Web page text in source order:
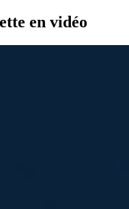
en vidéo